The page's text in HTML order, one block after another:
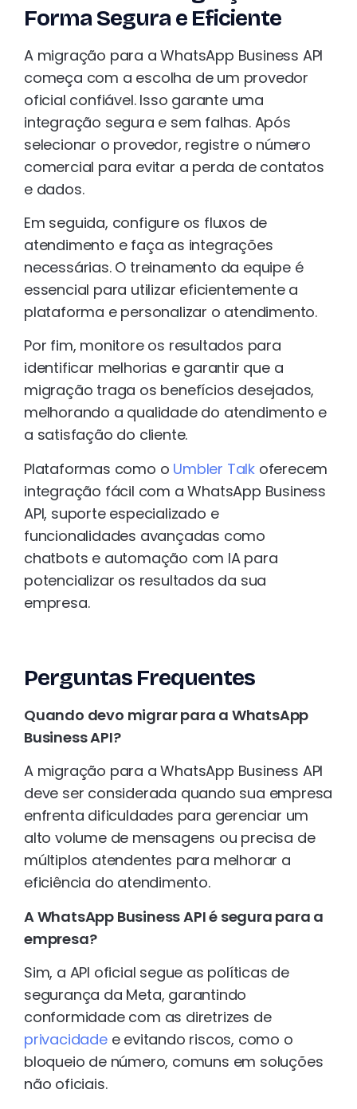
Forma Segura e Eficiente
A migração para a WhatsApp Business API
começa com a escolha de um provedor
oficial confiável. Isso garante uma
integração segura e sem falhas. Após
selecionar o provedor, registre o número
comercial para evitar a perda de contatos
e dados.
Em seguida, configure os fluxos de
atendimento e faça as integrações
necessárias. O treinamento da equipe é
essencial para utilizar eficientemente a
plataforma e personalizar o atendimento.
Por fim, monitore os resultados para
identificar melhorias e garantir que a
migração traga os benefícios desejados,
melhorando a qualidade do atendimento e
a satisfação do cliente.
Plataformas como o Umbler Talk oferecem
integração fácil com a WhatsApp Business
API, suporte especializado e
funcionalidades avançadas como
chatbots e automação com IA para
potencializar os resultados da sua
empresa.
Perguntas Frequentes
Quando devo migrar para a WhatsApp
Business API?
A migração para a WhatsApp Business API
deve ser considerada quando sua empresa
enfrenta dificuldades para gerenciar um
alto volume de mensagens ou precisa de
múltiplos atendentes para melhorar a
eficiência do atendimento.
A WhatsApp Business API é segura para a
empresa?
Sim, a API oficial segue as políticas de
segurança da Meta, garantindo
conformidade com as diretrizes de
privacidadee evitando riscos, como o
bloqueio de número, comuns em soluções
não oficiais.